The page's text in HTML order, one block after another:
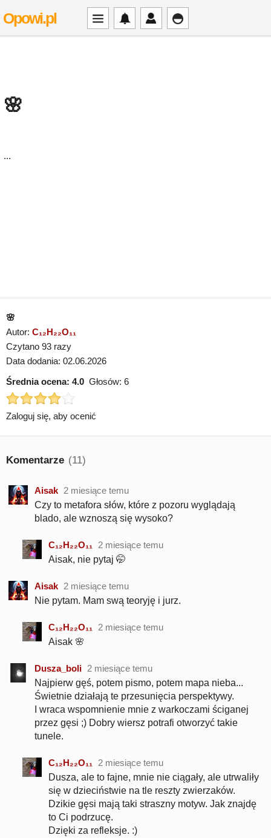
Opowi.pl
🌸
...
🌸
Autor: C₁₂H₂₂O₁₁
Czytano 93 razy
Data dodania: 02.06.2026
Średnia ocena: 4.0 Głosów: 6
Zaloguj się, aby ocenić
Komentarze (11)
Aisak 2 miesiące temu
Czy to metafora słów, które z pozoru wyglądają
blado, ale wznoszą się wysoko?
C₁₂H₂₂O₁₁
2 miesiące temu
Aisak, nie pytaj 🤭
Aisak 2 miesiące temu
Nie pytam. Mam swą teoryję i jurz.
C₁₂H₂₂O₁₁
2 miesiące temu
Aisak 🌸
Dusza_boli 2 miesiące temu
Najpierw gęś, potem pismo, potem mapa nieba...
Świetnie działają te przesunięcia perspektywy.
I wraca wspomnienie mnie z warkoczami ściganej
przez gęsi ;) Dobry wiersz potrafi otworzyć takie
tunele.
C₁₂H₂₂O₁₁
2 miesiące temu
Dusza, ale to fajne, mnie nie ciągały, ale utrwaliły
się w dzieciństwie na tle reszty zwierzaków.
Dzikie gęsi mają taki straszny motyw. Jak znajdę
to Ci podrzucę.
Dzięki za refleksje. :)